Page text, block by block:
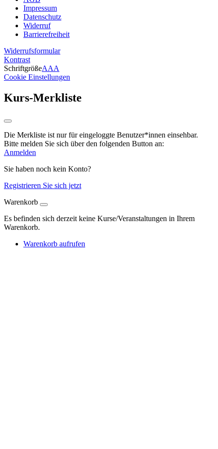
Impressum
Datenschutz
Widerruf
Barrierefreiheit
Widerrufsformular
Kontrast
SchriftgrößeAAA
Cookie Einstellungen
Kurs-Merkliste
Die Merkliste ist nur für eingeloggte Benutzer*innen einsehbar.
Bitte melden Sie sich über den folgenden Button an:
Anmelden
Sie haben noch kein Konto?
Registrieren Sie sich jetzt
Warenkorb
Es befinden sich derzeit keine Kurse/Veranstaltungen in Ihrem
Warenkorb.
Warenkorb aufrufen